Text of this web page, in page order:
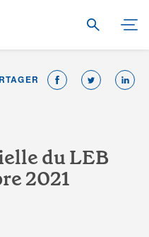
elleduLEB
re2021